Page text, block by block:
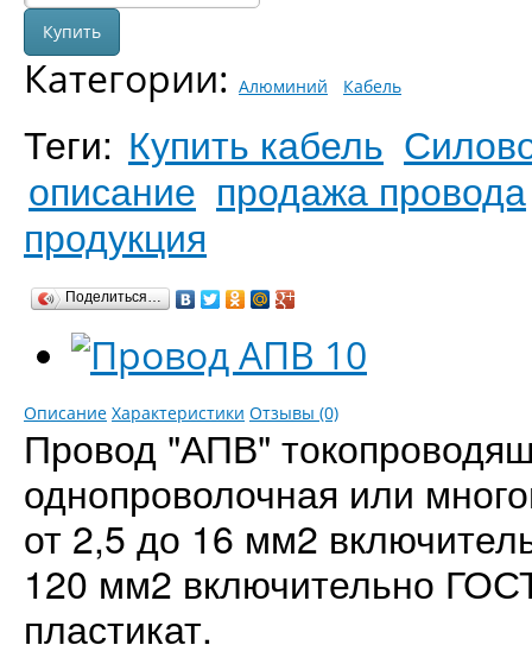
Категории: Алюминий Кабель
Теги: Купить кабель
описание продажа провода
продукция
Поделиться…
Описание Характеристики Отзывы (0)
Провод "АПВ"
однопроволочная или
от 2,5 до 16 мм2
120 мм2 включительно
пластикат.